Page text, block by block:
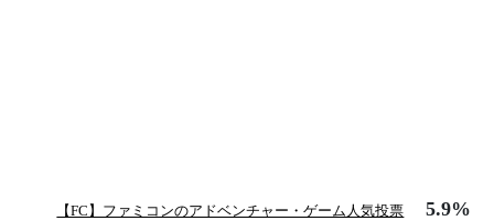
【FC】ファミコンのアドベンチャー・ゲーム人気投票
5.9%